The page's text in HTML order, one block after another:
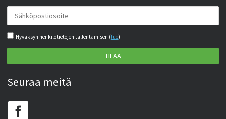
Hyväksyn henkilötietojen tallentamisen (lue)
TILAA
Seuraa meitä